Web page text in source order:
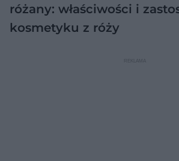
różany: właściwości i
kosmetyku z róży